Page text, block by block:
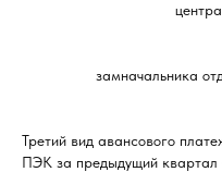
замначальника
Третий вид авансового
ПЭК за предыдущий квартал